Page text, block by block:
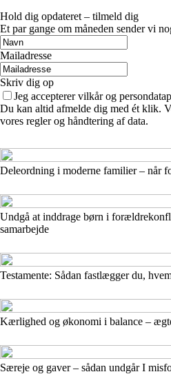
Hold dig opdateret – tilmeld dig
Et par gange om måneden sender vi
Mailadresse
Skriv dig op
Jeg accepterer vilkår og
Du kan altid afmelde dig med ét klik.
vores regler og håndtering af data.
Deleordning i moderne familier – når
Undgå at inddrage børn i
samarbejde
Testamente: Sådan fastlægger du,
Kærlighed og økonomi i balance –
Særeje og gaver – sådan undgår I